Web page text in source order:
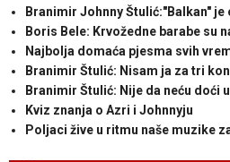
Branimir Johnny Štulić:"Balkan"
Boris Bele: Krvožedne barabe su
Najbolja domaća pjesma svih
Branimir Štulić: Nisam ja za tri
Branimir Štulić: Nije da neću doći
Kviz znanja o Azri i Johnnyju
Poljaci žive u ritmu naše muzike